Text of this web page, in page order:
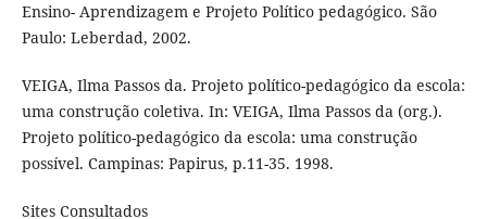
Ensino- Aprendizagem e Projeto Político pedagógico. São
Paulo: Leberdad, 2002.
VEIGA, Ilma Passos da. Projeto político-pedagógico da escola:
uma construção coletiva. In: VEIGA, Ilma Passos da (org.).
Projeto político-pedagógico da escola: uma construção
possível. Campinas: Papirus, p.11-35. 1998.
Sites Consultados